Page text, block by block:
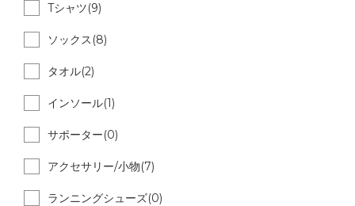
Tシャツ(9)
ソックス(8)
タオル(2)
インソール(1)
サポーター(0)
アクセサリー/小物(7)
ランニングシューズ(0)